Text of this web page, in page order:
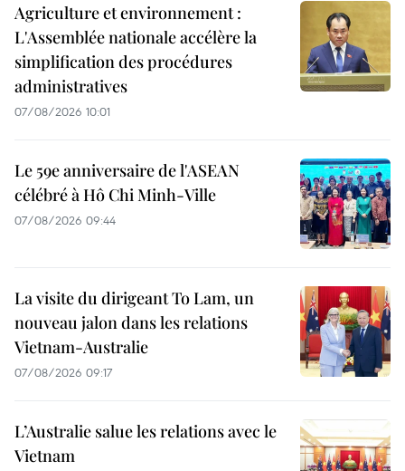
Agriculture et environnement :
L'Assemblée nationale accélère la
simplification des procédures
administratives
07/08/2026 10:01
Le 59e anniversaire de l'ASEAN
célébré à Hô Chi Minh-Ville
07/08/2026 09:44
La visite du dirigeant To Lam, un
nouveau jalon dans les relations
Vietnam-Australie
07/08/2026 09:17
L’Australie salue les relations avec le
Vietnam